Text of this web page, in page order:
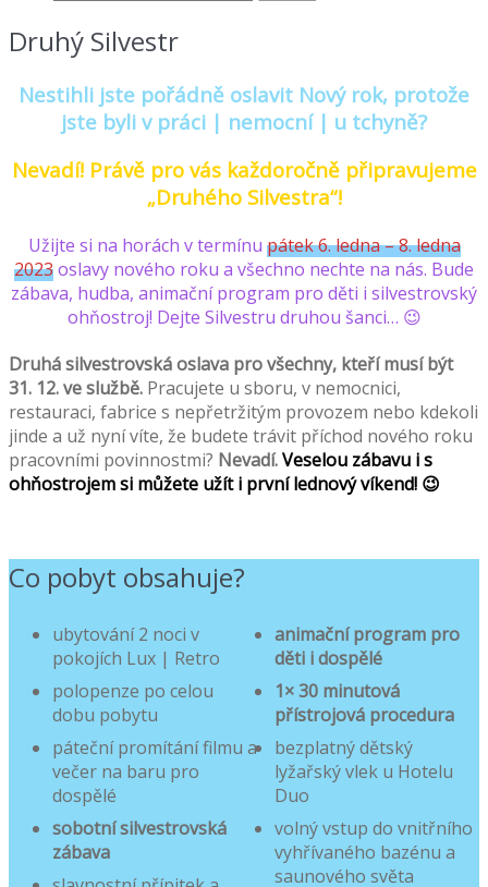
Druhý Silvestr
Nestihli jste pořádně oslavit Nový rok, protože
jste byli v práci | nemocní | u tchyně?
Nevadí! Právě pro vás každoročně připravujeme
„Druhého Silvestra“!
Užijte si na horách v termínu pátek 6. ledna – 8. ledna
2023oslavy nového roku a všechno nechte na nás. Bude
zábava, hudba, animační program pro děti i silvestrovský
ohňostroj! Dejte Silvestru druhou šanci… 😉
Druhá silvestrovská oslava pro všechny, kteří musí být
31. 12. ve službě. Pracujete u sboru, v nemocnici,
restauraci, fabrice s nepřetržitým provozem nebo kdekoli
jinde a už nyní víte, že budete trávit příchod nového roku
pracovními povinnostmi? Nevadí.Veselou zábavu i s
ohňostrojem si můžete užít i první lednový víkend! 😉
Co pobyt obsahuje?
ubytování 2 noci v
pokojích Lux | Retro
polopenze po celou
dobu pobytu
páteční promítání filmu a
večer na baru pro
dospělé
sobotní silvestrovská
zábava
animační program pro
děti i dospělé
1× 30 minutová
přístrojová procedura
bezplatný dětský
lyžařský vlek u Hotelu
Duo
volný vstup do vnitřního
vyhřívaného bazénu a
saunového světa